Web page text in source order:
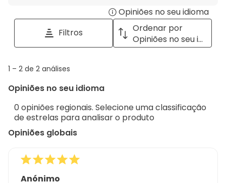
Opiniões no seu idioma
a
with
Filtros
Ordenar por
Opiniões no seu idioma
1
2
análises
1 – 2 de 2 análises
Opiniões no seu idioma
0 opiniões regionais. Selecione uma classificação
de estrelas para analisar o produto
Opiniões globais
Anónimo